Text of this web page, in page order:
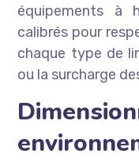
équipements à
calibrés pour
chaque type de
ou la surcharge